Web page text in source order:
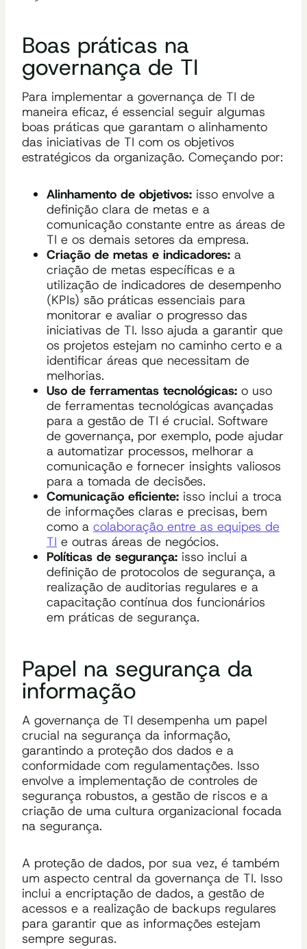
Boas práticas na
governança de TI
Para implementar a governança de TI de
maneira eficaz, é essencial seguir algumas
boas práticas que garantam o alinhamento
das iniciativas de TI com os objetivos
estratégicos da organização. Começando por:
Alinhamento de objetivos: isso envolve a
definição clara de metas e a
comunicação constante entre as áreas de
TI e os demais setores da empresa.
Criação de metas e indicadores: a
criação de metas específicas e a
utilização de indicadores de desempenho
(KPIs) são práticas essenciais para
monitorar e avaliar o progresso das
iniciativas de TI. Isso ajuda a garantir que
os projetos estejam no caminho certo e a
identificar áreas que necessitam de
melhorias.
Uso de ferramentas tecnológicas: o uso
de ferramentas tecnológicas avançadas
para a gestão de TI é crucial. Software
de governança, por exemplo, pode ajudar
a automatizar processos, melhorar a
comunicação e fornecer insights valiosos
para a tomada de decisões.
Comunicação eficiente: isso inclui a troca
de informações claras e precisas, bem
como a colaboração entre as equipes de
TI e outras áreas de negócios.
Políticas de segurança: isso inclui a
definição de protocolos de segurança, a
realização de auditorias regulares e a
capacitação contínua dos funcionários
em práticas de segurança.
Papel na segurança da
informação
A governança de TI desempenha um papel
crucial na segurança da informação,
garantindo a proteção dos dados e a
conformidade com regulamentações. Isso
envolve a implementação de controles de
segurança robustos, a gestão de riscos e a
criação de uma cultura organizacional focada
na segurança.
A proteção de dados, por sua vez, é também
um aspecto central da governança de TI. Isso
inclui a encriptação de dados, a gestão de
acessos e a realização de backups regulares
para garantir que as informações estejam
sempre seguras.